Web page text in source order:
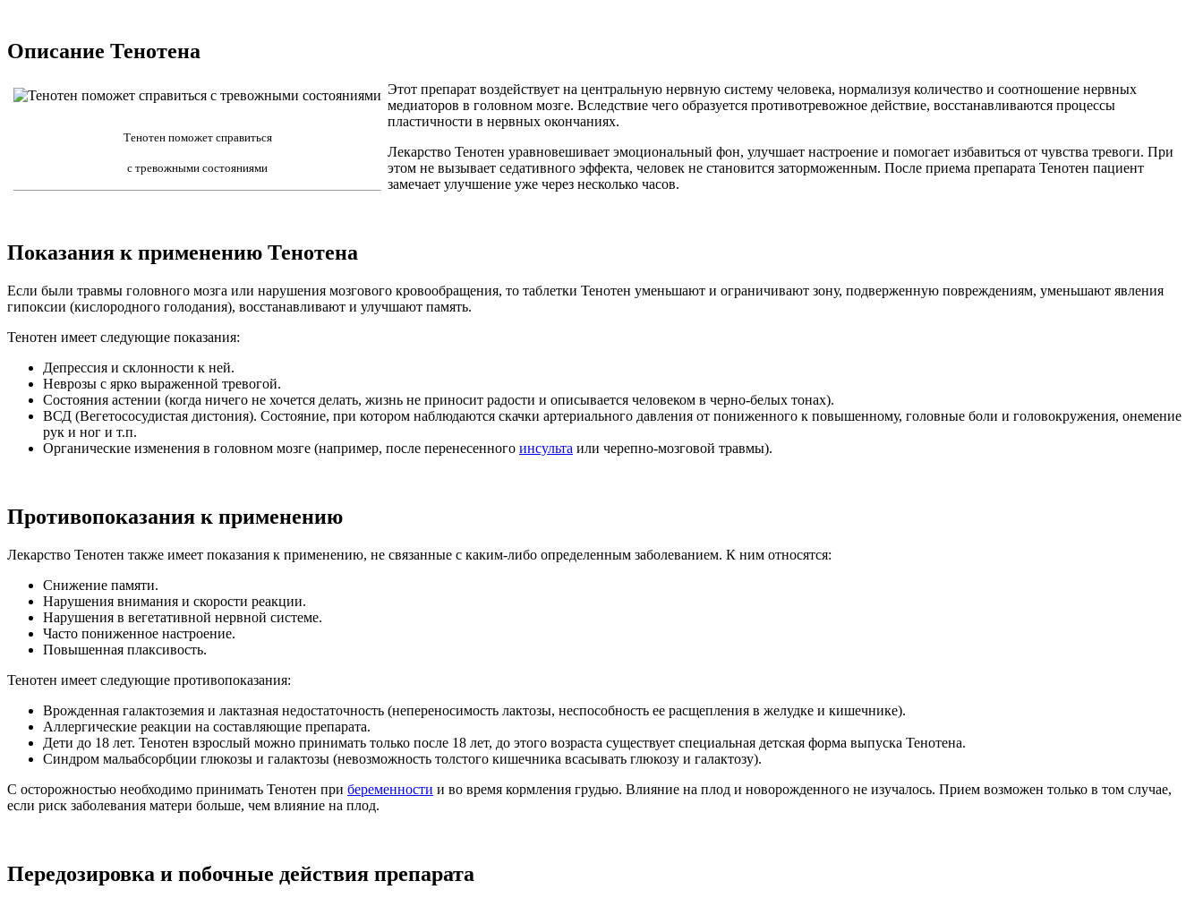
Описание Тенотена
Тенотен поможет справиться
с тревожными состояниями
Этот препарат воздействует на центральную нервную систему человека, нормализуя количество и соотношение нервных
медиаторов в головном мозге. Вследствие чего образуется противотревожное действие, восстанавливаются процессы
пластичности в нервных окончаниях.
Лекарство Тенотен уравновешивает эмоциональный фон, улучшает настроение и помогает избавиться от чувства тревоги. При
этом не вызывает седативного эффекта, человек не становится заторможенным. После приема препарата Тенотен пациент
замечает улучшение уже через несколько часов.
Показания к применению Тенотена
Если были травмы головного мозга или нарушения мозгового кровообращения, то таблетки Тенотен уменьшают и ограничивают зону, подверженную повреждениям, уменьшают явления
гипоксии (кислородного голодания), восстанавливают и улучшают память.
Тенотен имеет следующие показания:
Депрессия и склонности к ней.
Неврозы с ярко выраженной тревогой.
Состояния астении (когда ничего не хочется делать, жизнь не приносит радости и описывается человеком в черно-белых тонах).
ВСД (Вегетососудистая дистония). Состояние, при котором наблюдаются скачки артериального давления от пониженного к повышенному, головные боли и головокружения, онемение
рук и ног и т.п.
Органические изменения в головном мозге (например, после перенесенного инсульта или черепно-мозговой травмы).
Противопоказания к применению
Лекарство Тенотен также имеет показания к применению, не связанные с каким-либо определенным заболеванием. К ним относятся:
Снижение памяти.
Нарушения внимания и скорости реакции.
Нарушения в вегетативной нервной системе.
Часто пониженное настроение.
Повышенная плаксивость.
Тенотен имеет следующие противопоказания:
Врожденная галактоземия и лактазная недостаточность (непереносимость лактозы, неспособность ее расщепления в желудке и кишечнике).
Аллергические реакции на составляющие препарата.
Дети до 18 лет. Тенотен взрослый можно принимать только после 18 лет, до этого возраста существует специальная детская форма выпуска Тенотена.
Синдром мальабсорбции глюкозы и галактозы (невозможность толстого кишечника всасывать глюкозу и галактозу).
С осторожностью необходимо принимать Тенотен при беременности и во время кормления грудью. Влияние на плод и новорожденного не изучалось. Прием возможен только в том случае,
если риск заболевания матери больше, чем влияние на плод.
Передозировка и побочные действия препарата